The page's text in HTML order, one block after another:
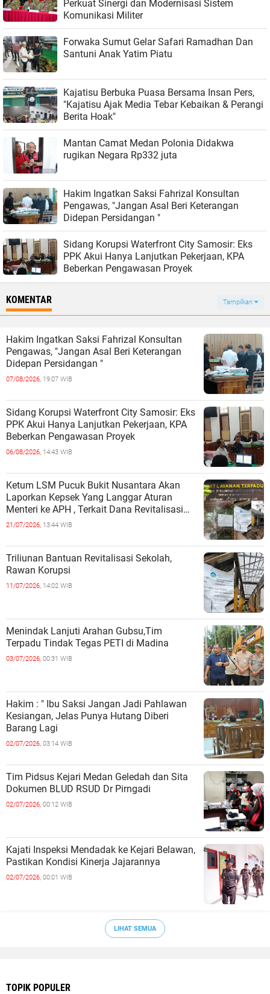
Perkuat Sinergi dan Modernisasi Sistem
Komunikasi Militer
Forwaka Sumut Gelar Safari Ramadhan Dan
Santuni Anak Yatim Piatu
Kajatisu Berbuka Puasa Bersama Insan Pers,
"Kajatisu Ajak Media Tebar Kebaikan & Perangi
Berita Hoak"
Mantan Camat Medan Polonia Didakwa
rugikan Negara Rp332 juta
Hakim Ingatkan Saksi Fahrizal Konsultan
Pengawas, "Jangan Asal Beri Keterangan
Didepan Persidangan "
Sidang Korupsi Waterfront City Samosir: Eks
PPK Akui Hanya Lanjutkan Pekerjaan, KPA
Beberkan Pengawasan Proyek
KOMENTAR Tampilkan
Hakim Ingatkan Saksi Fahrizal Konsultan
Pengawas, "Jangan Asal Beri Keterangan
Didepan Persidangan "
07/08/2026, 19:07 WIB
Sidang Korupsi Waterfront City Samosir: Eks
PPK Akui Hanya Lanjutkan Pekerjaan, KPA
Beberkan Pengawasan Proyek
06/08/2026, 14:43 WIB
Ketum LSM Pucuk Bukit Nusantara Akan
Laporkan Kepsek Yang Langgar Aturan
Menteri ke APH , Terkait Dana Revitalisasi
Sekolah
21/07/2026, 13:44 WIB
Triliunan Bantuan Revitalisasi Sekolah,
Rawan Korupsi
11/07/2026, 14:02 WIB
Menindak Lanjuti Arahan Gubsu,Tim
Terpadu Tindak Tegas PETI di Madina
03/07/2026, 00:31 WIB
Hakim : " Ibu Saksi Jangan Jadi Pahlawan
Kesiangan, Jelas Punya Hutang Diberi
Barang Lagi
02/07/2026, 03:14 WIB
Tim Pidsus Kejari Medan Geledah dan Sita
Dokumen BLUD RSUD Dr Pirngadi
02/07/2026, 00:12 WIB
Kajati Inspeksi Mendadak ke Kejari Belawan,
Pastikan Kondisi Kinerja Jajarannya
02/07/2026, 00:01 WIB
LIHAT SEMUA
TOPIK POPULER